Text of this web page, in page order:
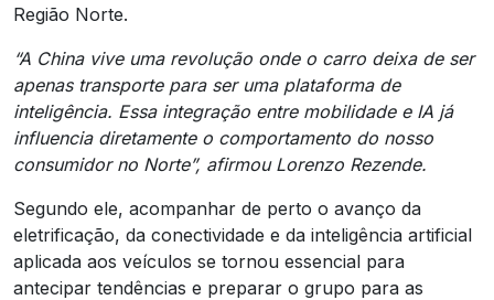
Região Norte.
“A China vive uma revolução onde o carro deixa de ser
apenas transporte para ser uma plataforma de
inteligência. Essa integração entre mobilidade e IA já
influencia diretamente o comportamento do nosso
consumidor no Norte”, afirmou Lorenzo Rezende.
Segundo ele, acompanhar de perto o avanço da
eletrificação, da conectividade e da inteligência artificial
aplicada aos veículos se tornou essencial para
antecipar tendências e preparar o grupo para as